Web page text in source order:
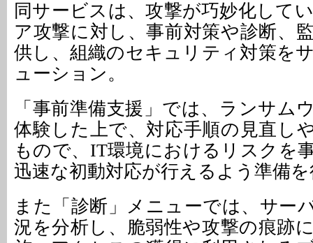
同サービスは、攻撃が巧妙化して
ア攻撃に対し、事前対策や診断、
供し、組織のセキュリティ対策を
ューション。
「事前準備支援」では、ランサム
体験した上で、対応手順の見直し
もので、IT環境におけるリスクを
迅速な初動対応が行えるよう準備
また「診断」メニューでは、サー
況を分析し、脆弱性や攻撃の痕跡